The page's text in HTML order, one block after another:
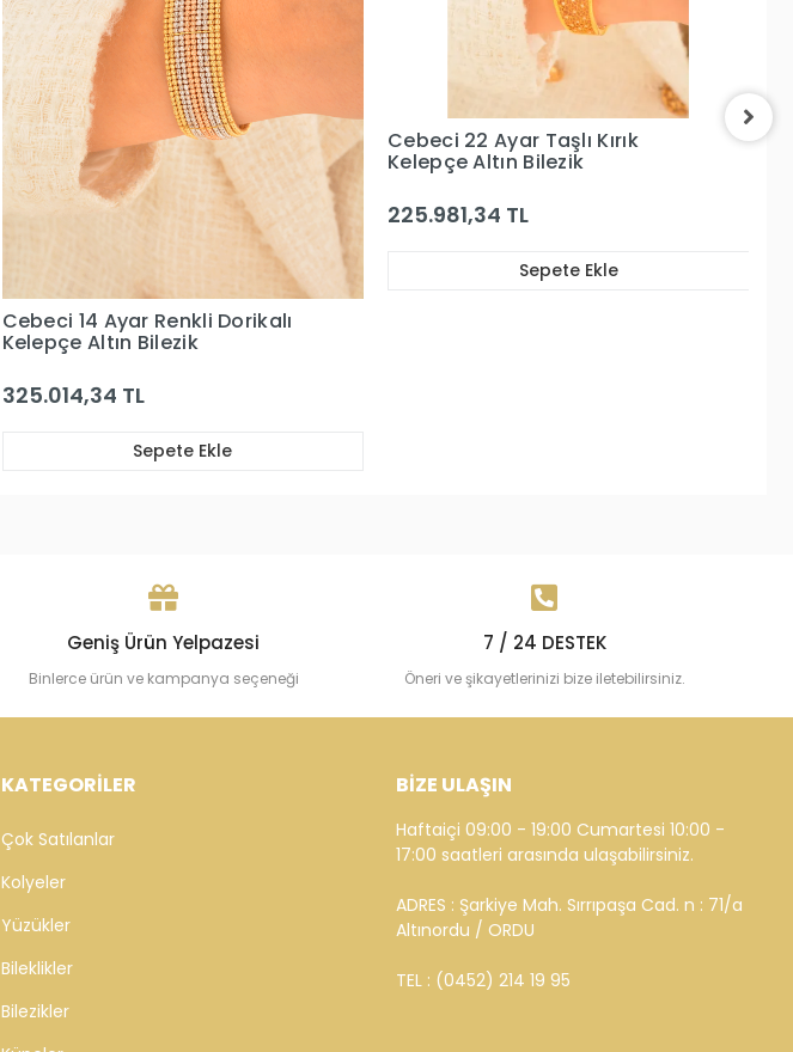
Cebeci 22 Ayar Taşlı Kırık
Kelepçe Altın Bilezik
225.981,34 TL
Cebeci 22 Ayar Dorikalı Altın
Bilezik
217.806,13 TL
Sepete Ekle
Geniş Ürün Yelpazesi
Binlerce ürün ve kampanya seçeneği
7 / 24 DESTEK
Öneri ve şikayetlerinizi bize iletebilirsiniz.
KATEGORİLER
Çok Satılanlar
Kolyeler
Yüzükler
Bileklikler
Bilezikler
BİZE ULAŞIN
Haftaiçi 09:00 - 19:00 Cumartesi 10:00 -
17:00 saatleri arasında ulaşabilirsiniz.
ADRES : Şarkiye Mah. Sırrıpaşa Cad. n : 71/a
Altınordu / ORDU
TEL : (0452) 214 19 95